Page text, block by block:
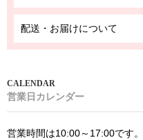
配送・お届けについて
営業日カレンダー
営業時間は10:00～17:00です。